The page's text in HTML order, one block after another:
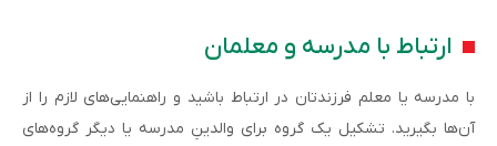
ارتباط با مدرسه و معلمان
با مدرسه یا معلم فرزندتان در ارتباط باشید و راهنمایی‌های لازم را از
آن‌ها بگیرید. تشکیل یک گروه برای والدینِ مدرسه یا دیگر گروه‌های